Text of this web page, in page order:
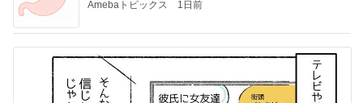
Amebaトピックス 1日前